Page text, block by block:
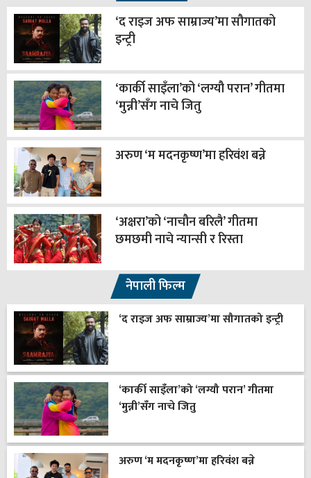
‘द राइज अफ साम्राज्य’मा सौगातको
इन्ट्री
‘कार्की साइँला’को ‘लग्यौ परान’ गीतमा
‘मुन्नी’सँग नाचे जितु
अरुण ‘म मदनकृष्ण’मा हरिवंश बन्ने
‘अक्षरा’को ‘नाचौन बरिलै’ गीतमा
छमछमी नाचे न्यान्सी र रिस्ता
नेपाली फिल्म
‘द राइज अफ साम्राज्य’मा सौगातको इन्ट्री
‘कार्की साइँला’को ‘लग्यौ परान’ गीतमा
‘मुन्नी’सँग नाचे जितु
अरुण ‘म मदनकृष्ण’मा हरिवंश बन्ने